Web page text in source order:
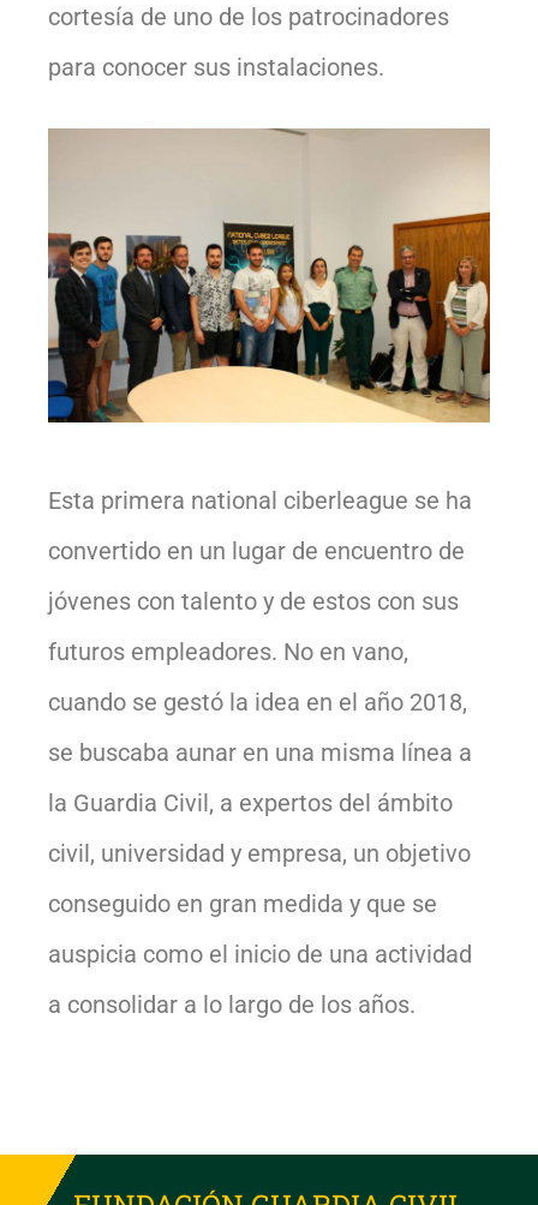
cortesía de uno de los patrocinadores
para conocer sus instalaciones.
Esta primera national ciberleague se ha
convertido en un lugar de encuentro de
jóvenes con talento y de estos con sus
futuros empleadores. No en vano,
cuando se gestó la idea en el año 2018,
se buscaba aunar en una misma línea a
la Guardia Civil, a expertos del ámbito
civil, universidad y empresa, un objetivo
conseguido en gran medida y que se
auspicia como el inicio de una actividad
a consolidar a lo largo de los años.